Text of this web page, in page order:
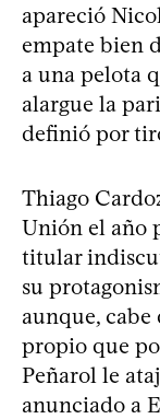
apareció
empate bien
a una pelota
alargue la
definió por
Thiago
Unión el año
titular
su
aunque,
propio que
Peñarol le
anunciado a